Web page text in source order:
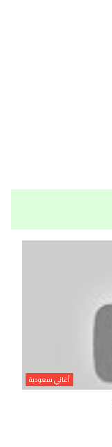
أغاني سعودية